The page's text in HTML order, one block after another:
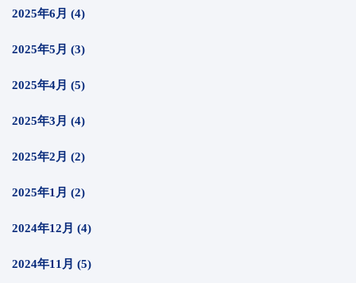
2025年6月 (4)
2025年5月 (3)
2025年4月 (5)
2025年3月 (4)
2025年2月 (2)
2025年1月 (2)
2024年12月 (4)
2024年11月 (5)